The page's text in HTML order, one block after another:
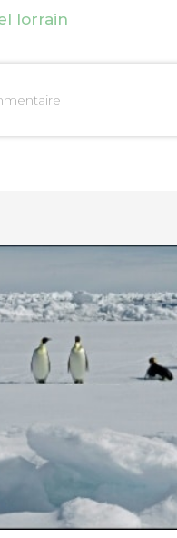
lorrain